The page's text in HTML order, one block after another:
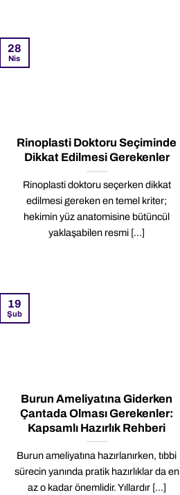
Rinoplasti Doktoru Seçiminde
Dikkat Edilmesi Gerekenler
Rinoplasti doktoru seçerken dikkat
edilmesi gereken en temel kriter;
hekimin yüz anatomisine bütüncül
yaklaşabilen resmi [...]
28
Nis
Burun Ameliyatına Giderken
Çantada Olması Gerekenler:
Kapsamlı Hazırlık Rehberi
Burun ameliyatına hazırlanırken, tıbbi
sürecin yanında pratik hazırlıklar da en
az o kadar önemlidir. Yıllardır [...]
19
Şub